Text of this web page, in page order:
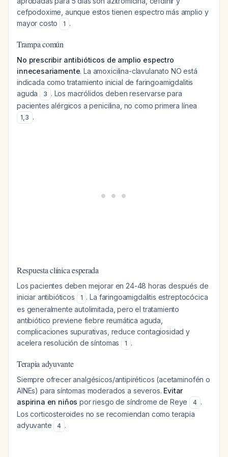
cefpodoxime, aunque estos tienen espectro más amplio y
mayor costo
1 .
Trampa común
No prescribir antibióticos de amplio espectro
innecesariamente. La amoxicilina-clavulanato NO está
indicada como tratamiento inicial de faringoamigdalitis
aguda
3 . Los macrólidos deben reservarse para
pacientes alérgicos a penicilina, no como primera línea
1,3 .
Respuesta clínica esperada
Los pacientes deben mejorar en 24-48 horas después de
iniciar antibióticos
1 . La faringoamigdalitis estreptocócica
es generalmente autolimitada, pero el tratamiento
antibiótico previene fiebre reumática aguda,
complicaciones supurativas, reduce contagiosidad y
acelera resolución de síntomas
1 .
Terapia adyuvante
Siempre ofrecer analgésicos/antipiréticos (acetaminofén o
AINEs) para síntomas moderados a severos. Evitar
aspirina en niños por riesgo de síndrome de Reye 4 .
Los corticosteroides no se recomiendan como terapia
adyuvante
4 .